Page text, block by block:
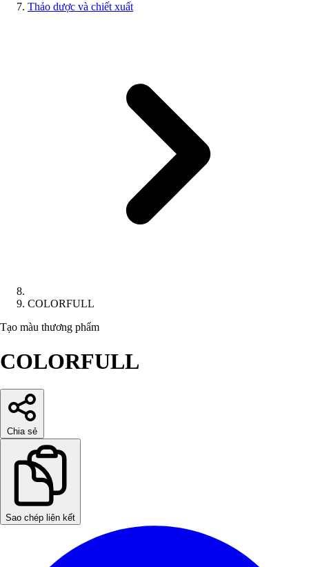
Thảo dược và chiết xuất
COLORFULL
Tạo màu thương phẩm
COLORFULL
Chia sẻ
Sao chép liên kết